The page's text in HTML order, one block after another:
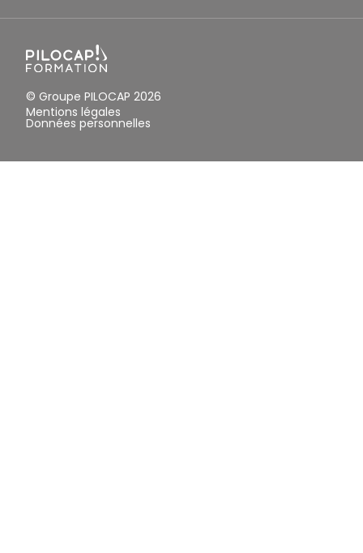
© Groupe PILOCAP 2026
Mentions légales
Données personnelles